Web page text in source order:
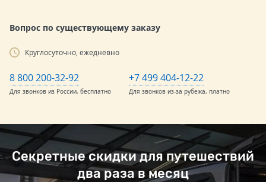
Вопрос по существующему заказу
Круглосуточно, ежедневно
8 800 200-32-92
Для звонков из России, бесплатно
+7 499 404-12-22
Для звонков из-за рубежа, платно
Секретные скидки для путешествий
два раза в месяц